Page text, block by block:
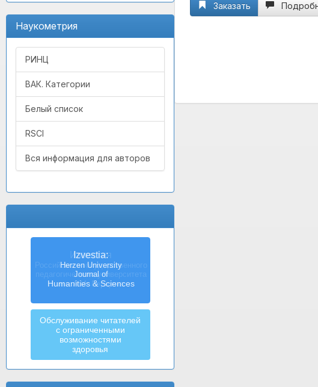
Наукометрия
РИНЦ
ВАК. Категории
Белый список
RSCI
Вся информация для авторов
Izvestia:
Herzen University
Journal of
Humanities & Sciences
Обслуживание читателей
с ограниченными
возможностями
здоровья
Заказать